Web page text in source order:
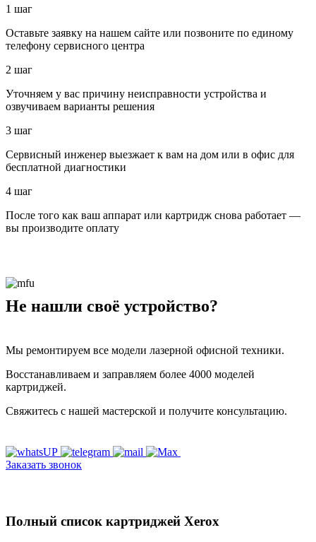
1 шаг
Оставьте заявку на нашем сайте или позвоните по единому
телефону сервисного центра
2 шаг
Уточняем у вас причину неисправности устройства и
озвучиваем варианты решения
3 шаг
Сервисный инженер выезжает к вам на дом или в офис для
бесплатной диагностики
4 шаг
После того как ваш аппарат или картридж снова работает —
вы производите оплату
Не нашли своё устройство?
Мы ремонтируем все модели лазерной офисной техники.
Восстанавливаем и заправляем более 4000 моделей
картриджей.
Свяжитесь с нашей мастерской и получите консультацию.
Заказать звонок
Полный список картриджей Xerox